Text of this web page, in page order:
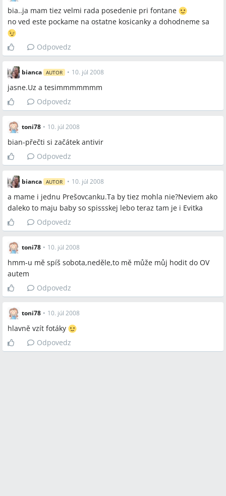
bia..ja mam tiez velmi rada posedenie pri fontane
no ved este pockame na ostatne kosicanky a dohodneme sa
Odpovedz
bianca AUTOR • 10. júl 2008
jasne.Uz a tesimmmmmmm
Odpovedz
toni78 • 10. júl 2008
bian-přečti si začátek antivir
Odpovedz
bianca AUTOR • 10. júl 2008
a mame i jednu Prešovcanku.Ta by tiez mohla nie?Neviem ako
daleko to maju baby so spissskej lebo teraz tam je i Evitka
Odpovedz
toni78 • 10. júl 2008
hmm-u mě spíš sobota,neděle,to mě může můj hodit do OV
autem
Odpovedz
toni78 • 10. júl 2008
hlavně vzít fotáky
Odpovedz